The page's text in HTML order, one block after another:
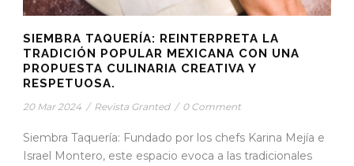
SIEMBRA TAQUERÍA: REINTERPRETA LA
TRADICIÓN POPULAR MEXICANA CON UNA
PROPUESTA CULINARIA CREATIVA Y
RESPETUOSA.
20 Mar 2024 / Revista Granted / 0 Comment
Siembra Taquería: Fundado por los chefs Karina Mejía e
Israel Montero, este espacio evoca a las tradicionales